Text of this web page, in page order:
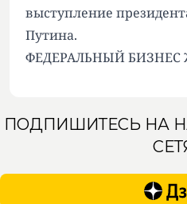
выступление
Путина.
ФЕДЕРАЛЬНЫЙ БИЗНЕС
ПОДПИШИТЕСЬ НА